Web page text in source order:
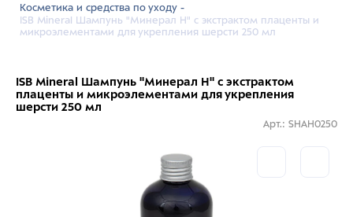
Косметика и средства по уходу -
ISB Mineral Шампунь "Минерал Н" с экстрактом плаценты и
микроэлементами для укрепления шерсти 250 мл
ISB Mineral Шампунь "Минерал Н" с экстрактом
плаценты и микроэлементами для укрепления
шерсти 250 мл
Арт.: SHAH0250